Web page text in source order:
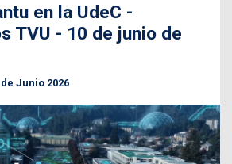
en la UdeC -
TVU - 10 de junio de
de Junio 2026